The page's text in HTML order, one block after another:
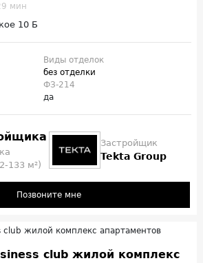
мин
10 Б
Виды отделок
без отделки
ФЗ-214
да
133 м²)
Застройщик
Tekta Group
Позвоните мне
club жилой комплекс